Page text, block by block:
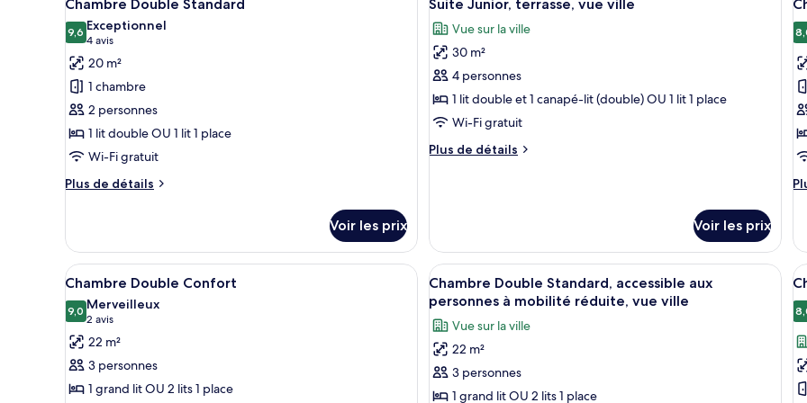
chambre
Chambre
Double
Standard
Suite
toutes
les
photos
pour
ce
type
de
chambre :
Chambre
Chambre Double Standard
9,69,6 sur 10
Exceptionnel
4 avis
(4 avis)
20 m²
1 chambre
2 personnes
1 lit double OU 1 lit 1 place
Wi-Fi gratuit
Plus de détails
Plus
le
type
de
chambre
Chambre
Double
Standard
Voir les prix
toutes
les
photos
pour
ce
type
chambre :
vue
ville
Suite Junior, terrasse, vue ville
Vue sur la ville
30 m²
4 personnes
1 lit double et 1 canapé-lit (double) OU 1 lit 1 place
Wi-Fi gratuit
Plus de détails
Plus
de
chambre
Suite
terrasse,
vue
ville
Voir les prix
le
de
Afficher
toutes
les
photos
pour
ce
type
Une chambre d’hôtel équipée d’un lit, d’un bureau, d’une chaise, d’un téléphone et d’une lampe.
6
Chambre Double Confort
9,09,0 sur 10
Merveilleux
2 avis
(2 avis)
22 m²
3 personnes
1 grand lit OU 2 lits 1 place
Afficher
toutes
les
photos
pour
ce
type
Une chambre d’hôtel moderne
5
Chambre Double Standard, accessible aux
personnes à mobilité réduite, vue ville
Vue sur la ville
22 m²
3 personnes
1 grand lit OU 2 lits 1 place